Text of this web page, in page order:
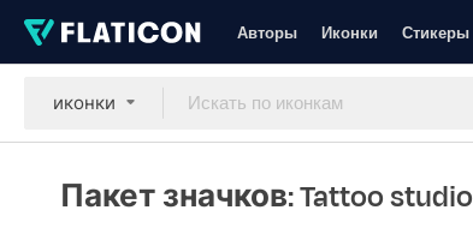
Авторы Иконки Стикеры
иконки
Пакет значков: Tattoo studio